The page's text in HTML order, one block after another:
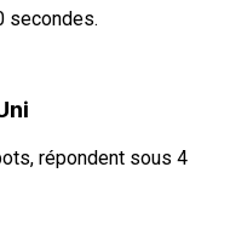
secondes.
répondent sous 4